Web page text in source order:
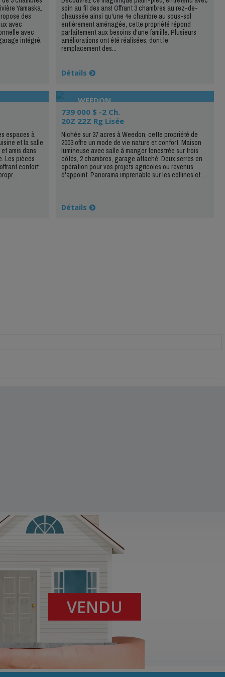
Yamaska.
des
avec
avec
intégré.
soin au fil des ans! Offrant 3 chambres au rez-de-
chaussée ainsi qu'une 4e chambre au sous-sol
entièrement aménagée, cette propriété répond
parfaitement aux besoins d'une famille. Plusieurs
améliorations ont été réalisées, dont le
remplacement des...
Détails
espaces à
et la salle
amis dans
Les pièces
confort
WEEDON
739 000 $ -2 Ch.
20Z 22Z Rg Lisée
Nichée sur 37 acres à Weedon, cette propriété de
2003 offre un mode de vie nature et confort. Maison
lumineuse avec salle à manger fenestrée sur trois
côtés, 2 chambres, garage attaché. Deux serres en
opération pour vos projets agricoles ou revenus
d'appoint. Panorama imprenable sur les collines et ...
Détails
VENDU